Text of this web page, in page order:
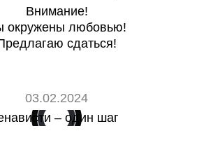
Внимание!
окружены любовью!
сдаться!
03.02.2024